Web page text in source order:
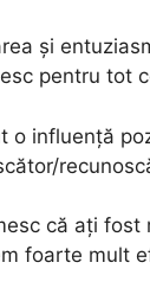
și
pentru tot
o influență
că ați
foarte mult